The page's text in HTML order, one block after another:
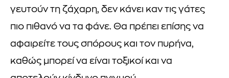
γευτούν τη ζάχαρη, δεν κάνει καν τις γάτες
πιο πιθανό να τα φάνε. Θα πρέπει επίσης να
αφαιρείτε τους σπόρους και τον πυρήνα,
καθώς μπορεί να είναι τοξικοί και να